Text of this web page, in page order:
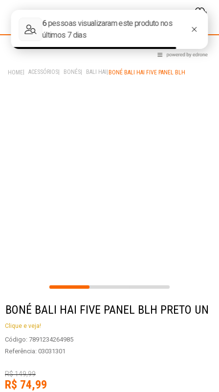
ACESSÓRIOS BONÉS BALI HAI BONÉ BALI HAI FIVE PANEL BLH
BONÉ BALI HAI FIVE PANEL BLH PRETO UN
Clique e veja!
Código: 7891234264985
Referência: 03031301
R$149,99
R$ 74,99